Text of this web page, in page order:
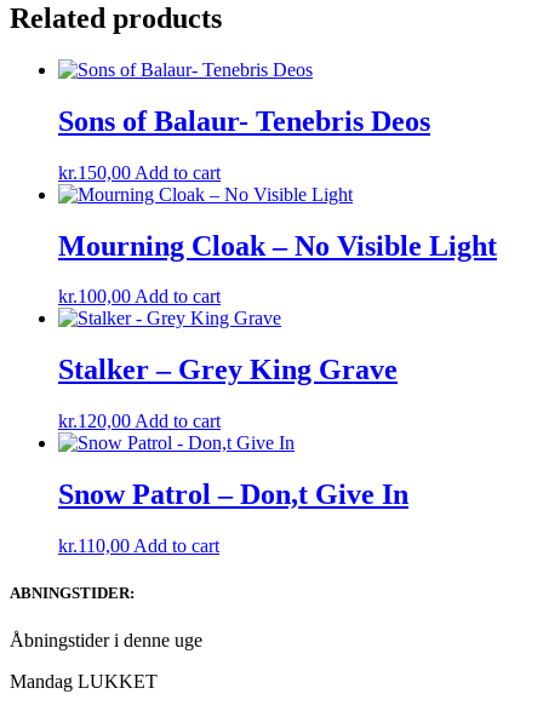
Related products
Sons of Balaur- Tenebris Deos
kr.150,00 Add to cart
Mourning Cloak – No Visible Light
kr.100,00Add to cart
Stalker – Grey King Grave
kr.120,00 Add to cart
Snow Patrol – Don,t Give In
kr.110,00 Add to cart
ABNINGSTIDER:
Åbningstider i denne uge
Mandag LUKKET